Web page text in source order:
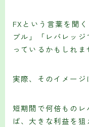
FXという言葉を聞
ブル」「レバレッ
っているかもしれま
実際、そのイメージ
短期間で何倍もの
ば、大きな利益を